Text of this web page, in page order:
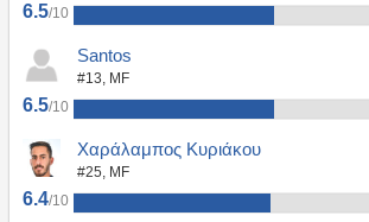
6.5/10
Santos
#13, MF
6.5/10
Χαράλαμπος Κυριάκου
#25, MF
6.4/10